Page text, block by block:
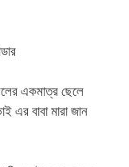
একমাত্র ছেলে
বাবা মারা জান